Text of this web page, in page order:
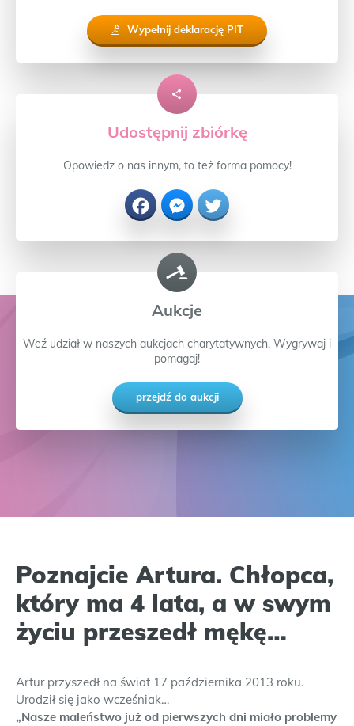
Wypełnij deklarację PIT
Udostępnij zbiórkę
Opowiedz o nas innym, to też forma pomocy!
FacebookMessenger
Twitter
Aukcje
Weź udział w naszych aukcjach charytatywnych. Wygrywaj i
pomagaj!
przejdź do aukcji
Poznajcie Artura. Chłopca,
który ma 4 lata, a w swym
życiu przeszedł mękę…
Artur przyszedł na świat 17 października 2013 roku.
Urodził się jako wcześniak…
„Nasze maleństwo już od pierwszych dni miało problemy